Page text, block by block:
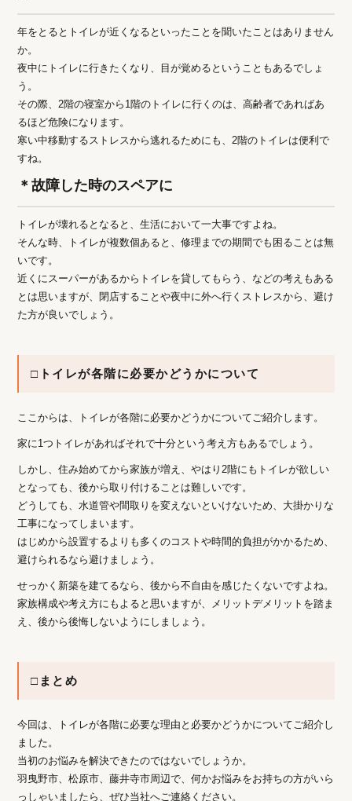
年をとるとトイレが近くなるといったことを聞いたことはありません
か。
夜中にトイレに行きたくなり、目が覚めるということもあるでしょ
う。
その際、2階の寝室から1階のトイレに行くのは、高齢者であればあ
るほど危険になります。
寒い中移動するストレスから逃れるためにも、2階のトイレは便利で
すね。
＊故障した時のスペアに
トイレが壊れるとなると、生活において一大事ですよね。
そんな時、トイレが複数個あると、修理までの期間でも困ることは無
いです。
近くにスーパーがあるからトイレを貸してもらう、などの考えもある
とは思いますが、閉店することや夜中に外へ行くストレスから、避け
た方が良いでしょう。
□トイレが各階に必要かどうかについて
ここからは、トイレが各階に必要かどうかについてご紹介します。
家に1つトイレがあればそれで十分という考え方もあるでしょう。
しかし、住み始めてから家族が増え、やはり2階にもトイレが欲しい
となっても、後から取り付けることは難しいです。
どうしても、水道管や間取りを変えないといけないため、大掛かりな
工事になってしまいます。
はじめから設置するよりも多くのコストや時間的負担がかかるため、
避けられるなら避けましょう。
せっかく新築を建てるなら、後から不自由を感じたくないですよね。
家族構成や考え方にもよると思いますが、メリットデメリットを踏ま
え、後から後悔しないようにしましょう。
□まとめ
今回は、トイレが各階に必要な理由と必要かどうかについてご紹介し
ました。
当初のお悩みを解決できたのではないでしょうか。
羽曳野市、松原市、藤井寺市周辺で、何かお悩みをお持ちの方がいら
っしゃいましたら、ぜひ当社へご連絡ください。